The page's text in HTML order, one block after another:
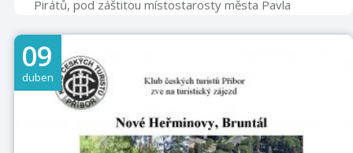
Pirátů, pod záštitou místostarosty města Pavla
na vína z nejlepších vinic prosluněné Pálavy (plus
červená vína z podhůří Bílých Karpat). Zisk z plesu bude
věnován na pomoc válkou sužované Ukrajině a v
Příboře bydlícím uprchlíkům.Vstup 9. 4. od 19:30,
vstupenky si rezervujte na nas.ples@email.cz.
09
duben